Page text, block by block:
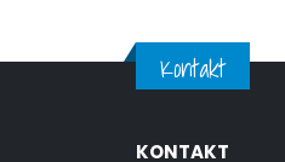
Kontakt
KONTAKT